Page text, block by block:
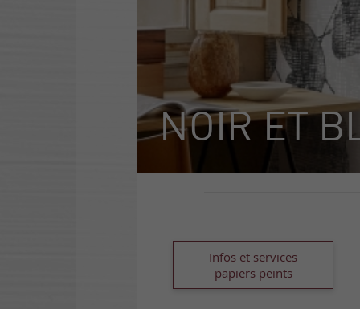
NOIR ET
Infos et services
papiers peints